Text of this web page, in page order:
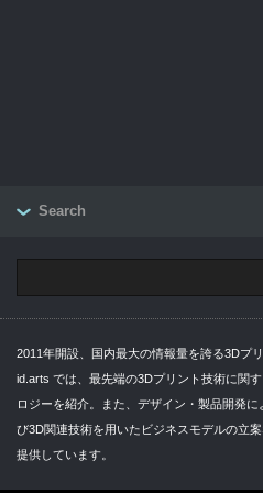
Search
2011年開設、国内最大の情報量を誇る3Dプ
id.arts では、最先端の3Dプリント技術に関
ロジーを紹介。また、デザイン・製品開発
び3D関連技術を用いたビジネスモデルの立
提供しています。